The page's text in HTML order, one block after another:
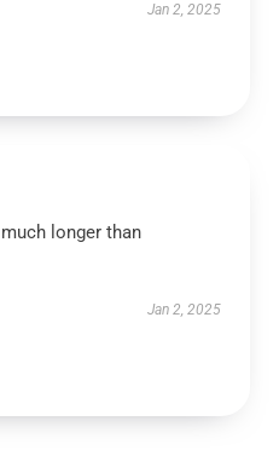
Jan 2, 2025
longer than
Jan 2, 2025